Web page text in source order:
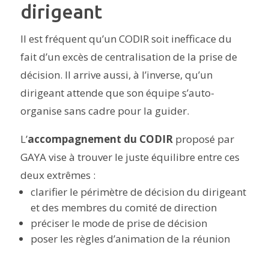
dirigeant
Il est fréquent qu’un CODIR soit inefficace du
fait d’un excès de centralisation de la prise de
décision. Il arrive aussi, à l’inverse, qu’un
dirigeant attende que son équipe s’auto-
organise sans cadre pour la guider.
L’accompagnement du CODIRproposé par
GAYA vise à trouver le juste équilibre entre ces
deux extrêmes :
clarifier le périmètre de décision du dirigeant
et des membres du comité de direction
préciser le mode de prise de décision
poser les règles d’animation de la réunion